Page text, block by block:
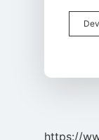
https://